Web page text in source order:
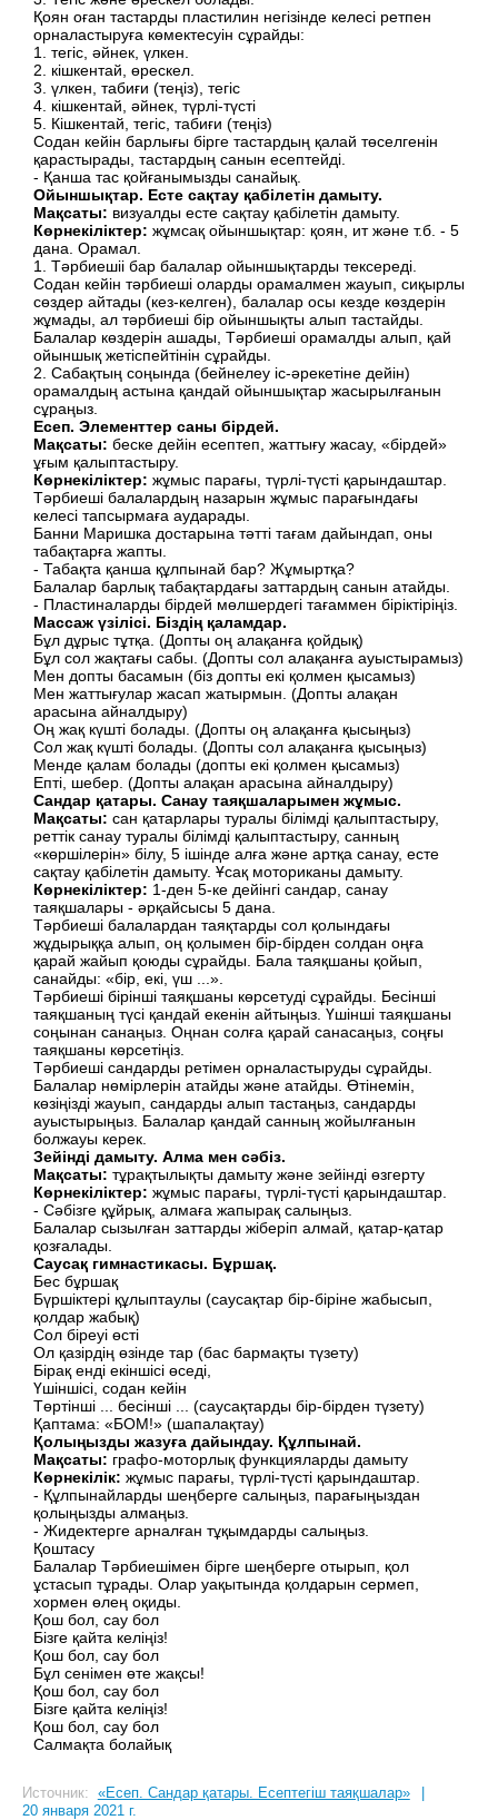
Қоян оған тастарды пластилин негізінде келесі ретпен
орналастыруға көмектесуін сұрайды:
1. тегіс, әйнек, үлкен.
2. кішкентай, өрескел.
3. үлкен, табиғи (теңіз), тегіс
4. кішкентай, әйнек, түрлі-түсті
5. Кішкентай, тегіс, табиғи (теңіз)
Содан кейін барлығы бірге тастардың қалай төселгенін
қарастырады, тастардың санын есептейді.
- Қанша тас қойғанымызды санайық.
Ойыншықтар. Есте сақтау қабілетін дамыту.
Мақсаты: визуалды есте сақтау қабілетін дамыту.
Көрнекіліктер: жұмсақ ойыншықтар: қоян, ит және т.б. - 5
дана. Орамал.
1. Тәрбиешіі бар балалар ойыншықтарды тексереді.
Содан кейін тәрбиеші оларды орамалмен жауып, сиқырлы
сөздер айтады (кез-келген), балалар осы кезде көздерін
жұмады, ал тәрбиеші бір ойыншықты алып тастайды.
Балалар көздерін ашады, Тәрбиеші орамалды алып, қай
ойыншық жетіспейтінін сұрайды.
2. Сабақтың соңында (бейнелеу іс-әрекетіне дейін)
орамалдың астына қандай ойыншықтар жасырылғанын
сұраңыз.
Есеп. Элементтер саны бірдей.
Мақсаты: беске дейін есептеп, жаттығу жасау, «бірдей»
ұғым қалыптастыру.
Көрнекіліктер: жұмыс парағы, түрлі-түсті қарындаштар.
Тәрбиеші балалардың назарын жұмыс парағындағы
келесі тапсырмаға аударады.
Банни Маришка достарына тәтті тағам дайындап, оны
табақтарға жапты.
- Табақта қанша құлпынай бар? Жұмыртқа?
Балалар барлық табақтардағы заттардың санын атайды.
- Пластиналарды бірдей мөлшердегі тағаммен біріктіріңіз.
Массаж үзілісі. Біздің қаламдар.
Бұл дұрыс тұтқа. (Допты оң алақанға қойдық)
Бұл сол жақтағы сабы. (Допты сол алақанға ауыстырамыз)
Мен допты басамын (біз допты екі қолмен қысамыз)
Мен жаттығулар жасап жатырмын. (Допты алақан
арасына айналдыру)
Оң жақ күшті болады. (Допты оң алақанға қысыңыз)
Сол жақ күшті болады. (Допты сол алақанға қысыңыз)
Менде қалам болады (допты екі қолмен қысамыз)
Епті, шебер. (Допты алақан арасына айналдыру)
Сандар қатары. Санау таяқшаларымен жұмыс.
Мақсаты: сан қатарлары туралы білімді қалыптастыру,
реттік санау туралы білімді қалыптастыру, санның
«көршілерін» білу, 5 ішінде алға және артқа санау, есте
сақтау қабілетін дамыту. Ұсақ моториканы дамыту.
Көрнекіліктер: 1-ден 5-ке дейінгі сандар, санау
таяқшалары - әрқайсысы 5 дана.
Тәрбиеші балалардан таяқтарды сол қолындағы
жұдырыққа алып, оң қолымен бір-бірден солдан оңға
қарай жайып қоюды сұрайды. Бала таяқшаны қойып,
санайды: «бір, екі, үш ...».
Тәрбиеші бірінші таяқшаны көрсетуді сұрайды. Бесінші
таяқшаның түсі қандай екенін айтыңыз. Үшінші таяқшаны
соңынан санаңыз. Оңнан солға қарай санасаңыз, соңғы
таяқшаны көрсетіңіз.
Тәрбиеші сандарды ретімен орналастыруды сұрайды.
Балалар нөмірлерін атайды және атайды. Өтінемін,
көзіңізді жауып, сандарды алып тастаңыз, сандарды
ауыстырыңыз. Балалар қандай санның жойылғанын
болжауы керек.
Зейінді дамыту. Алма мен сәбіз.
Мақсаты: тұрақтылықты дамыту және зейінді өзгерту
Көрнекіліктер: жұмыс парағы, түрлі-түсті қарындаштар.
- Сәбізге құйрық, алмаға жапырақ салыңыз.
Балалар сызылған заттарды жіберіп алмай, қатар-қатар
қозғалады.
Саусақ гимнастикасы. Бұршақ.
Бес бұршақ
Бүршіктері құлыптаулы (саусақтар бір-біріне жабысып,
қолдар жабық)
Сол біреуі өсті
Ол қазірдің өзінде тар (бас бармақты түзету)
Бірақ енді екіншісі өседі,
Үшіншісі, содан кейін
Төртінші ... бесінші ... (саусақтарды бір-бірден түзету)
Қаптама: «БОМ!» (шапалақтау)
Қолыңызды жазуға дайындау. Құлпынай.
Мақсаты: графо-моторлық функцияларды дамыту
Көрнекілік: жұмыс парағы, түрлі-түсті қарындаштар.
- Құлпынайларды шеңберге салыңыз, парағыңыздан
қолыңызды алмаңыз.
- Жидектерге арналған тұқымдарды салыңыз.
Қоштасу
Балалар Тәрбиешімен бірге шеңберге отырып, қол
ұстасып тұрады. Олар уақытында қолдарын сермеп,
хормен өлең оқиды.
Қош бол, сау бол
Бізге қайта келіңіз!
Қош бол, сау бол
Бұл сенімен өте жақсы!
Қош бол, сау бол
Бізге қайта келіңіз!
Қош бол, сау бол
Салмақта болайық
Источник: «Есеп. Сандар қатары. Есептегіш таяқшалар»
|
20 января 2021 г.